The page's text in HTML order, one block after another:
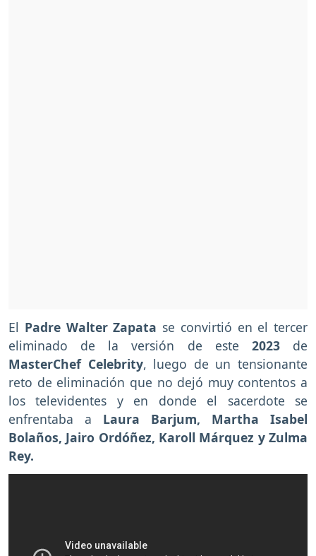
El Padre Walter Zapata se convirtió en el tercer
eliminado de la versión de este 2023de
MasterChef Celebrity, luego de un tensionante
reto de eliminación que no dejó muy contentos a
los televidentes y en donde el sacerdote se
enfrentaba a Laura Barjum, Martha Isabel
Bolaños, Jairo Ordóñez, Karoll Márquez y Zulma
Rey.